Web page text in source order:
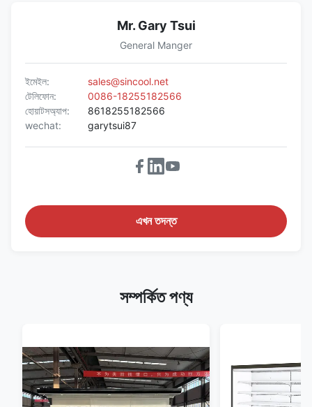
Mr. Gary Tsui
General Manger
ইমেইল:
sales@sincool.net
টেলিফোন:
0086-18255182566
হোয়াটসঅ্যাপ:
8618255182566
wechat:
garytsui87
এখন তদন্ত
সম্পর্কিত পণ্য